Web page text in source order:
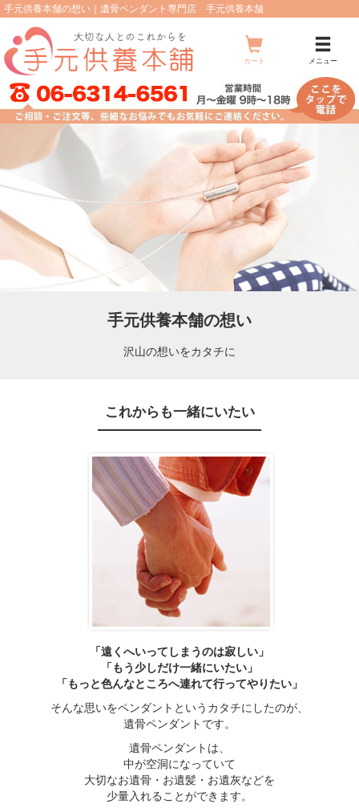
手元供養本舗の想い｜遺骨ペンダント専門店 手元供養本舗
カート
メ
ニ
ュ
ー メニュー
手元供養本舗の想い
沢山の想いをカタチに
これからも一緒にいたい
「遠くへいってしまうのは寂しい」
「もう少しだけ一緒にいたい」
「もっと色んなところへ連れて行ってやりたい」
そんな思いをペンダントというカタチにしたのが、
遺骨ペンダントです。
遺骨ペンダントは、
中が空洞になっていて
大切なお遺骨・お遺髪・お遺灰などを
少量入れることができます。